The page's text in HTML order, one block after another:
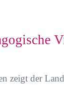
zeigt der